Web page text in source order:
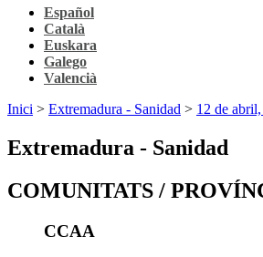
Español
Català
Euskara
Galego
Valencià
Inici > Extremadura - Sanidad > 12 de
Extremadura - Sanidad
COMUNITATS /
CCAA